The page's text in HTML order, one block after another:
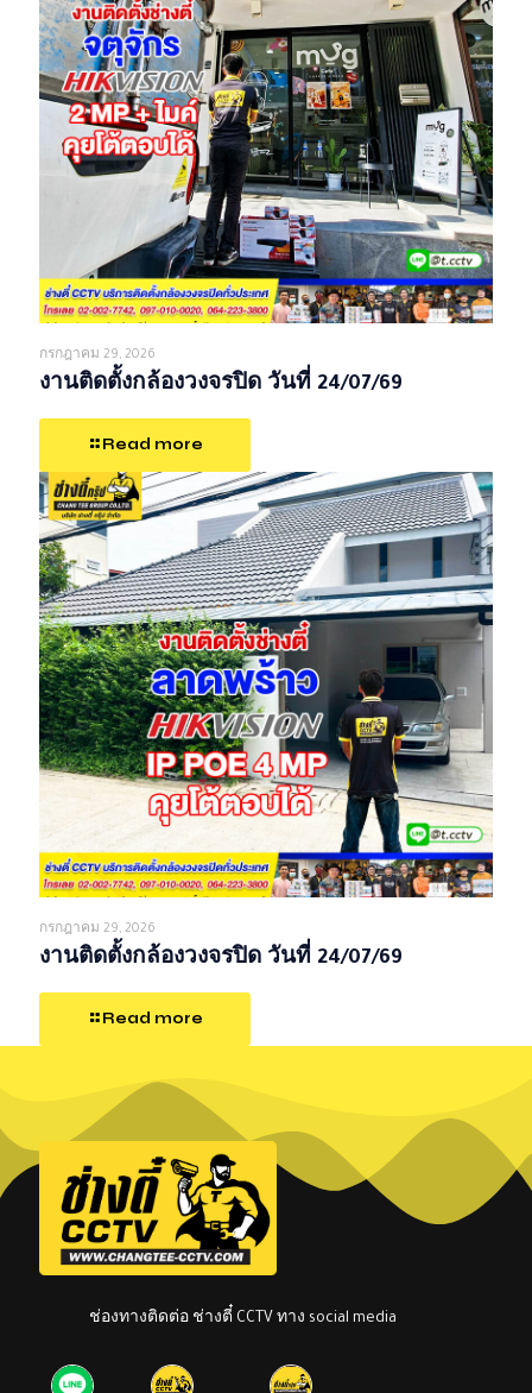
กรกฎาคม 29, 2026
งานติดตั้งกล้องวงจรปิด วันที่ 24/07/69
Read more
กรกฎาคม 29, 2026
งานติดตั้งกล้องวงจรปิด วันที่ 24/07/69
Read more
ช่องทางติดต่อ ช่างตี๋ CCTV ทาง social media